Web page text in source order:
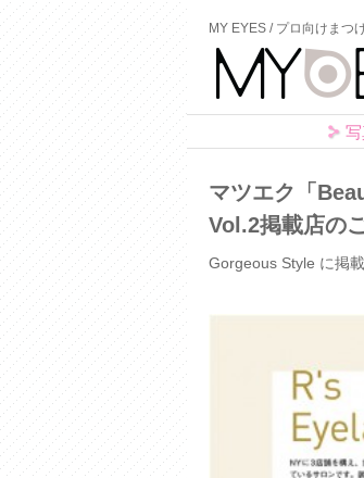
MY EYES / プロ向けまつ
マツエク「
Vol.2掲載店の
Gorgeous Style に掲